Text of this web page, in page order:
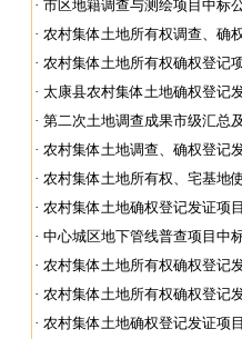
· 市区地籍调查与测绘项目中标
· 农村集体土地所有权调查、确
· 农村集体土地所有权确权登记
· 太康县农村集体土地确权登记
· 第二次土地调查成果市级汇总
· 农村集体土地调查、确权登记
· 农村集体土地所有权、宅基地
· 农村集体土地确权登记发证项
· 中心城区地下管线普查项目中
· 农村集体土地所有权确权登记
· 农村集体土地所有权确权登记
· 农村集体土地确权登记发证项